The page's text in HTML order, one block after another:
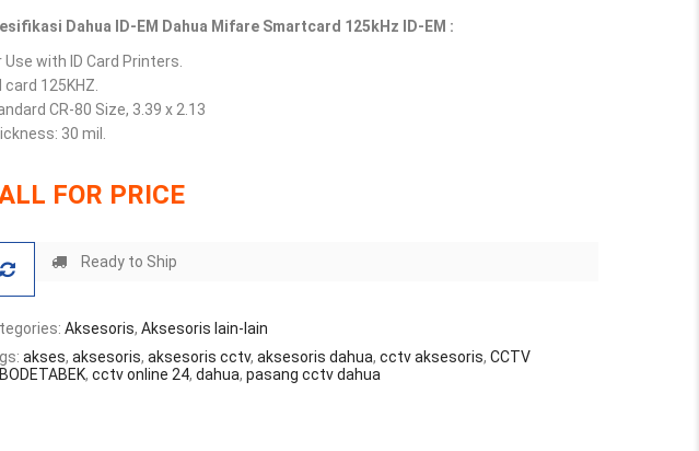
Dahua ID-EM Dahua Mifare Smartcard 125kHz ID-EM :
Use with ID Card Printers.
card 125KHZ.
CR-80 Size, 3.39 x 2.13
30 mil.
FOR PRICE
Ready to Ship
Aksesoris, Aksesoris lain-lain
akses, aksesoris, aksesoris cctv, aksesoris dahua, cctv aksesoris, CCTV
, cctv online 24, dahua, pasang cctv dahua